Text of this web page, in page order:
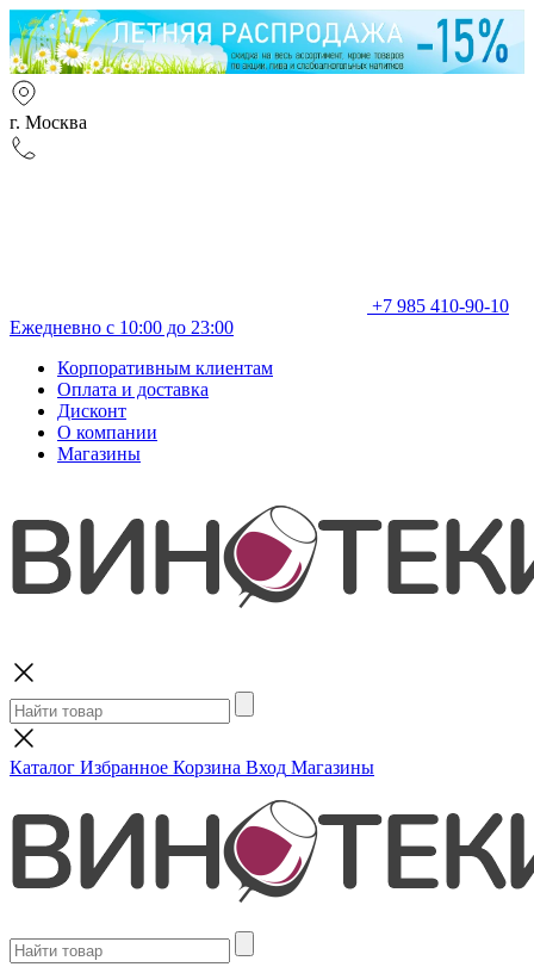
г. Москва
+7 985 410-90-10
Ежедневно с 10:00 до 23:00
Корпоративным клиентам
Оплата и доставка
Дисконт
О компании
Магазины
Каталог Избранное Корзина Вход Магазины